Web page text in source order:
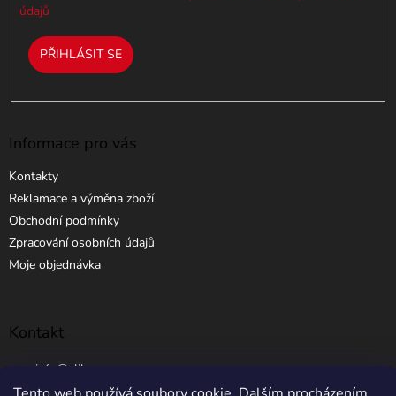
údajů
PŘIHLÁSIT SE
Informace pro vás
Kontakty
Reklamace a výměna zboží
Obchodní podmínky
Zpracování osobních údajů
Moje objednávka
Kontakt
info @ elibros.cz